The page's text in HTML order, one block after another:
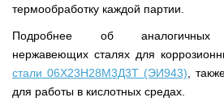
термообработку каждой партии.
Подробнее об аналогичных
нержавеющих сталях для
стали 06Х23Н28М3Д3Т (ЭИ943) ,
для работы в кислотных средах.